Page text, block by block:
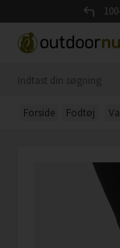
Forside Fodtøj